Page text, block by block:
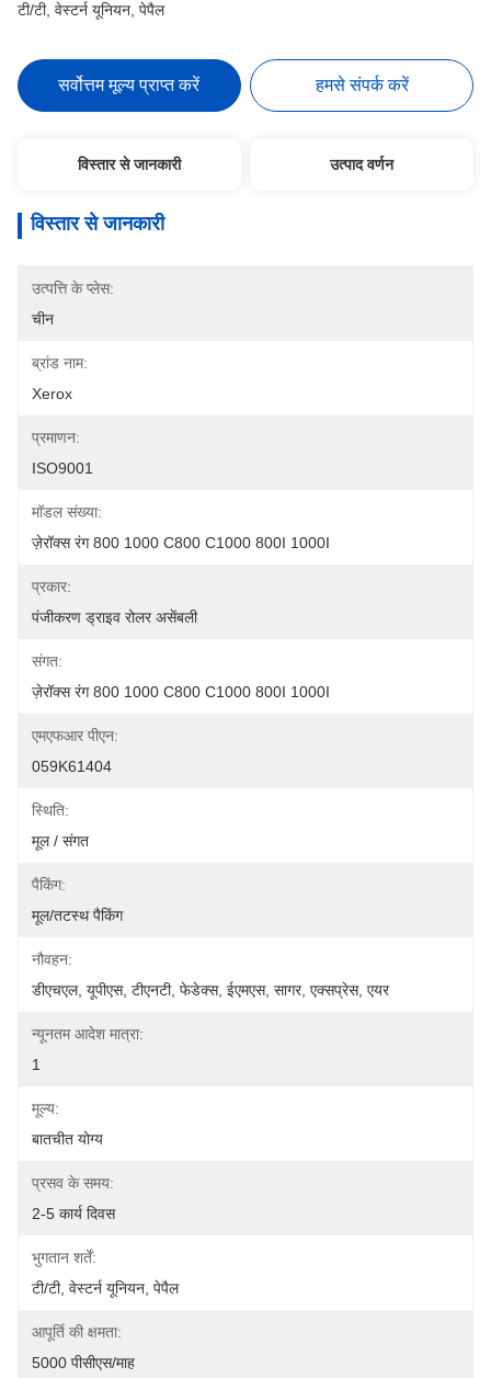
टी/टी, वेस्टर्न यूनियन, पेपैल
सर्वोत्तम मूल्य प्राप्त करें हमसे संपर्क करें
विस्तार से जानकारी उत्पाद वर्णन
विस्तार से जानकारी
उत्पत्ति के प्लेस:
चीन
ब्रांड नाम:
Xerox
प्रमाणन:
ISO9001
मॉडल संख्या:
ज़ेरॉक्स रंग 800 1000 C800 C1000 800I 1000I
प्रकार:
पंजीकरण ड्राइव रोलर असेंबली
संगत:
ज़ेरॉक्स रंग 800 1000 C800 C1000 800I 1000I
एमएफआर पीएन:
059K61404
स्थिति:
मूल / संगत
पैकिंग:
मूल/तटस्थ पैकिंग
नौवहन:
डीएचएल, यूपीएस, टीएनटी, फेडेक्स, ईएमएस, सागर, एक्सप्रेस, एयर
न्यूनतम आदेश मात्रा:
1
मूल्य:
बातचीत योग्य
प्रसव के समय:
2-5 कार्य दिवस
भुगतान शर्तें:
टी/टी, वेस्टर्न यूनियन, पेपैल
आपूर्ति की क्षमता:
5000 पीसीएस/माह